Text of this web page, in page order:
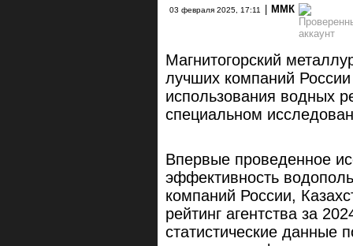
03 февраля 2025, 17:11 | ММК
Магнитогорский
лучших компаний
использования водных
специальном
Впервые проведенное
эффективность
компаний России,
рейтинг агентства за
статистические данные